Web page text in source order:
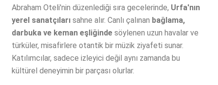
Abraham Oteli'nin düzenlediği sıra gecelerinde, Urfa'nın
yerel sanatçıları sahne alır. Canlı çalınan bağlama,
darbuka ve keman eşliğinde söylenen uzun havalar ve
türküler, misafirlere otantik bir müzik ziyafeti sunar.
Katılımcılar, sadece izleyici değil aynı zamanda bu
kültürel deneyimin bir parçası olurlar.